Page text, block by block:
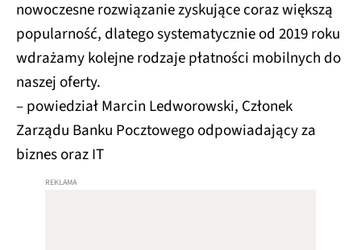
nowoczesne rozwiązanie zyskujące coraz większą
popularność, dlatego systematycznie od 2019 roku
wdrażamy kolejne rodzaje płatności mobilnych do
naszej oferty.
– powiedział Marcin Ledworowski, Członek
Zarządu Banku Pocztowego odpowiadający za
biznes oraz IT